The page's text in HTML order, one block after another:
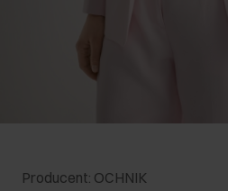
Producent: OCHNIK